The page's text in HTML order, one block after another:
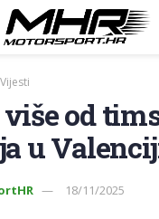
Vijesti
više od
u
18/11/2025